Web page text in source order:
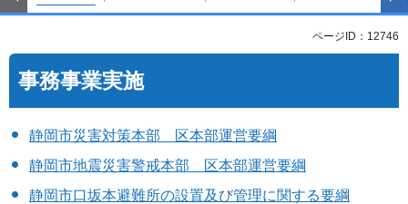
ページID：12746
事務事業実施
静岡市災害対策本部 区本部運営要綱
静岡市地震災害警戒本部 区本部運営要綱
静岡市口坂本避難所の設置及び管理に関する要綱